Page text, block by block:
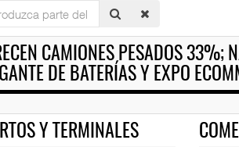
CAMIONES PESADOS 33%;
DE BATERÍAS Y EXPO
Y TERMINALES
TMAZ eleva 77% movimiento de
carga suelta y s ...
05 AGO 2026
05 AGO 2026
APM Terminals incrementa
05 AGO 2026